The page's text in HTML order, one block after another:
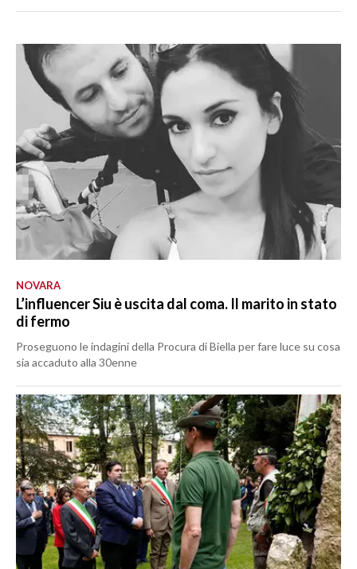
NOVARA
L’influencer Siu è uscita dal coma. Il marito in stato
di fermo
Proseguono le indagini della Procura di Biella per fare luce su cosa
sia accaduto alla 30enne